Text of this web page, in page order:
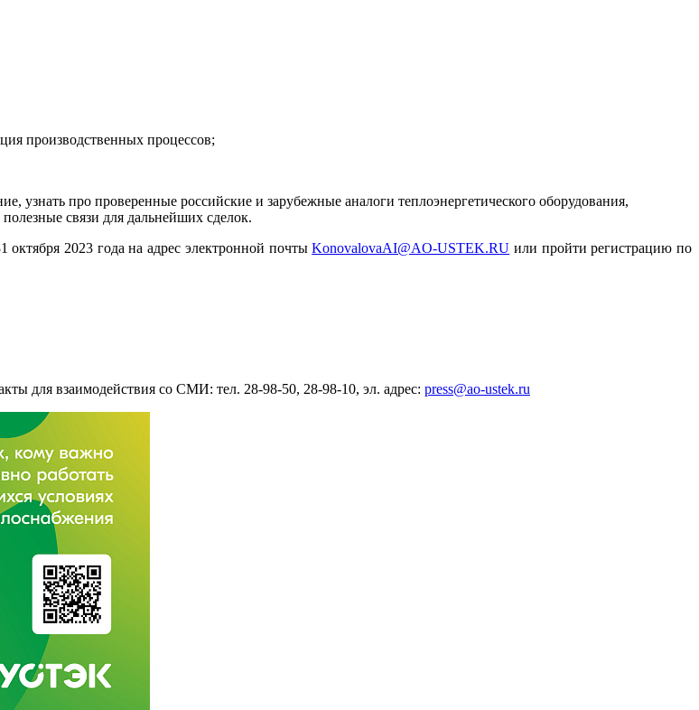
производственных процессов;
узнать про проверенные российские и зарубежные аналоги теплоэнергетического оборудования,
связи для дальнейших сделок.
2023 года на адрес электронной почтыKonovalovaAI@AO-USTEK.RU или пройти регистрацию по
для взаимодействия со СМИ: тел. 28-98-50, 28-98-10, эл. адрес: press@ao-ustek.ru